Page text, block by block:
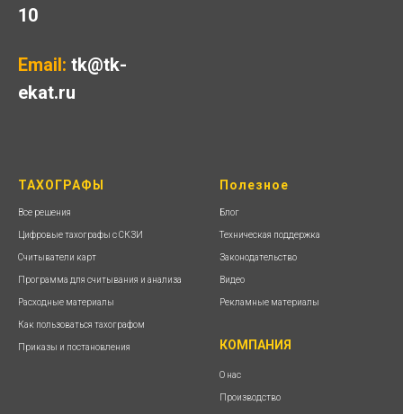
10
Email: tk@tk-
ekat.ru
ТАХОГРАФЫ
Все решения
Цифровые тахографы с СКЗИ
Считыватели карт
Программа для считывания и анализа
Расходные материалы
Как пользоваться тахографом
Приказы и постановления
Полезное
Блог
Техническая поддержка
Законодательство
Видео
Рекламные материалы
КОМПАНИЯ
О нас
Производство